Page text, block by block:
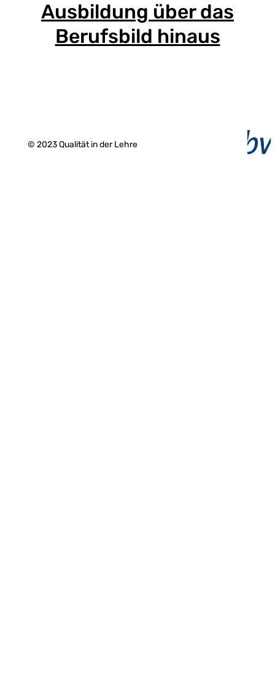
Ausbildung über das
Berufsbild hinaus
© 2023 Qualität in der Lehre